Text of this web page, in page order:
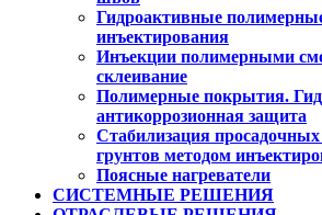
Гидроактивные
инъектирования
Инъекции полимерными
склеивание
Полимерные покрытия.
антикоррозионная защита
Стабилизация
грунтов методом
Поясные нагреватели
СИСТЕМНЫЕ РЕШЕНИЯ